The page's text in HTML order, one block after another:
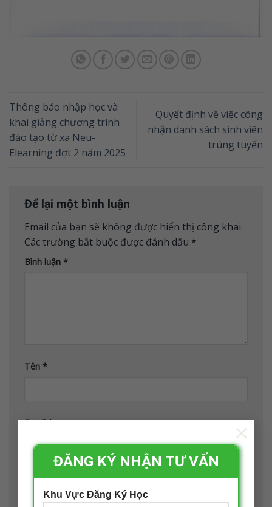
ĐĂNG KÝ NHẬN TƯ VẤN
Khu Vực Đăng Ký Học
×
Thông báo nhập học và
khai giảng chương trình
đào tạo từ xa Neu-
Elearning đợt 2 năm 2025
Quyết định về việc công
nhận danh sách sinh viên
trúng tuyển
Để lại một bình luận
Email của bạn sẽ không được hiển thị công khai.
Các trường bắt buộc được đánh dấu *
Bình luận *
Tên *
Email*
Trang web